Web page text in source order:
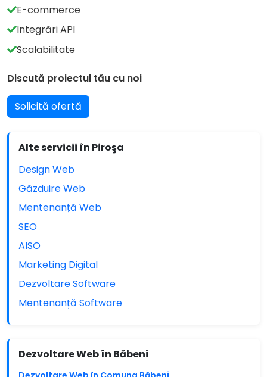
E-commerce
Integrări API
Scalabilitate
Discută proiectul tău cu noi
Solicită ofertă
Alte servicii în Piroşa
Design Web
Găzduire Web
Mentenanță Web
SEO
AISO
Marketing Digital
Dezvoltare Software
Mentenanță Software
Dezvoltare Web în Băbeni